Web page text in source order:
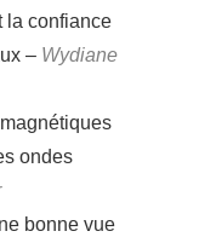
la confiance
– Wydiane
ondes
bonne vue